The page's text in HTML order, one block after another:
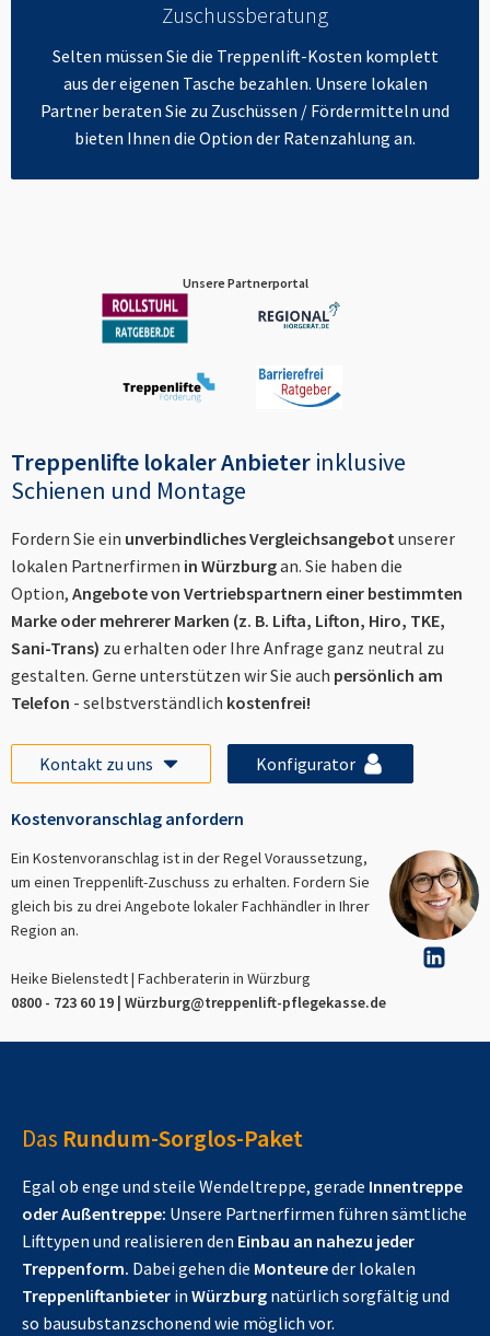
Zuschussberatung
Selten müssen Sie die Treppenlift-Kosten komplett
aus der eigenen Tasche bezahlen. Unsere lokalen
Partner beraten Sie zu Zuschüssen / Fördermitteln und
bieten Ihnen die Option der Ratenzahlung an.
Unsere Partnerportal
Treppenlifte lokaler Anbieter inklusive
Schienen und Montage
Fordern Sie ein unverbindliches Vergleichsangebotunserer
lokalen Partnerfirmen in Würzburgan. Sie haben die
Option, Angebote von Vertriebspartnern einer bestimmten
Marke oder mehrerer Marken (z. B. Lifta, Lifton, Hiro, TKE,
Sani-Trans) zu erhalten oder Ihre Anfrage ganz neutral zu
gestalten. Gerne unterstützen wir Sie auch persönlich am
Telefon - selbstverständlich kostenfrei!
Kontakt zu uns Konfigurator
Kostenvoranschlag anfordern
Ein Kostenvoranschlag ist in der Regel Voraussetzung,
um einen Treppenlift-Zuschuss zu erhalten. Fordern Sie
gleich bis zu drei Angebote lokaler Fachhändler in Ihrer
Region an.
Heike Bielenstedt | Fachberaterin in Würzburg
0800 - 723 60 19 | Würzburg@treppenlift-pflegekasse.de
Das Rundum-Sorglos-Paket
Egal ob enge und steile Wendeltreppe, gerade Innentreppe
oder Außentreppe: Unsere Partnerfirmen führen sämtliche
Lifttypen und realisieren den Einbau an nahezu jeder
Treppenform. Dabei gehen die Monteureder lokalen
Treppenliftanbieter in Würzburg natürlich sorgfältig und
so bausubstanzschonend wie möglich vor.